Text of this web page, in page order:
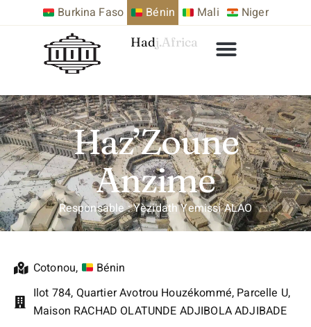
Burkina Faso Bénin Mali Niger
Hadj.Africa
Haz’Zoune
Anzime
Responsable : Yèzidath Yemissi ALAO
Cotonou,
Bénin
Ilot 784, Quartier Avotrou Houzékommé, Parcelle U,
Maison RACHAD OLATUNDE ADJIBOLA ADJIBADE